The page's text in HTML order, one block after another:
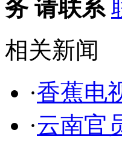
务 请联系
相关新闻
·香蕉电
·云南官